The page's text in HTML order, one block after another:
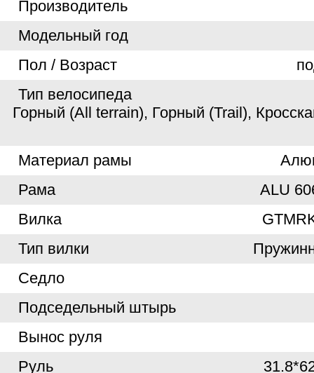
Производитель
Модельный год
Пол / Возраст
Тип велосипеда
Горный (All terrain), Горный (Trail),
Материал рамы
Рама
ALU
Вилка
Тип вилки
Седло
Подседельный штырь
Вынос руля
Руль